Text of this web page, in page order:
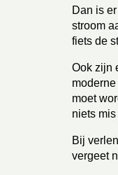
Dan is
stroom
fiets de
Ook zijn
moet
niets
Bij
vergeet